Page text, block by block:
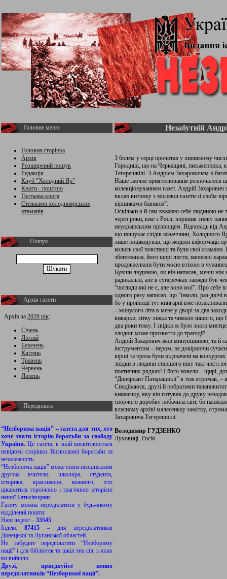
Головне меню
Головна сторінка
Архів
Розширений пошук
Редакція
Клуб "Холодний Яр"
Книги - поштою
Гостьова книга
Стежками холодноярських
отаманів
Пошук
Архів газети
Архів за 2026 рік:
Січень
Лютий
Березень
Квітень
Травень
Червень
Липень
Передплата
“Незборима нація” – газета для тих, хто
хоче знати історію боротьби за свободу
України.Це газета, в якій висвітлюються
невідомі сторінки Визвольної боротьби за
незалежність.
“Незборима нація” може стати неоціненним
другом вчителя, школяра, студента,
історика, краєзнавця, кожного, хто
цікавиться героїчною і трагічною історією
нашої Батьківщини.
Газету можна передплатити у будь-якому
відділенні пошти:
Наш індекс – 33545
Індекс87415 – для передплатників
Донецької та Луганської областей.
Не забудьте передплатити “Незбориму
нації” і для бібліотек та шкіл тих сіл, з яких
ви вийшли.
Друзі, приєднуйте нових
передплатників “Незборимої нації”.
Незабутній
З болем у серці прочитав у липневому
Городищі, що на Черкащині, письменника,
Тегерешвілі. З Андрієм Захаровичем я
Наше заочне приятелювання розпочалося
колекціонуванням газет. Андрій
вклав витинку з місцевої газети зі своїм
віршиками бавився”.
Оскільки я й сам вважаю себе людиною не
через роки, вже з Росії, вирішив знову
неукраїнським прізвищем. Відповідь від
що пошукає слідів козаччини, Холодного
лише пошкодував, що жодної інформації
колись свої повстанці та були свої
збентежила, його щирі листи, написані
продовжували бути моєю втіхою в
Бувши людиною, як він написав, менш ніж
радикальні, але в суперечках завжди був
“погляди які не є, але вони мої”. Про себе
одного разу написав, що “інколи, раз-
бо у провінції тут книгарні вже
– минулого літа в мене у дворі за два
виварки, сітку ліжка та чимало іншого, що
два роки тому. І звідки ж було знати
злодюг може призвести до трагедії!
Андрій Захарович жив минувшиною, та й
інструментом – пером, не довіряючи
вірші та проза були відзначені на
звідки в людини старшого віку такі чисті
поетичних рядках! І його новели – щирі,
“Диверсант Патарашвілі” я теж отримав, –
Сподіваюся, друзі й побратими
книжечку, яку він готував до друку
творчого доробку побачила світ, бо
власному архіві малесеньку замітку,
Захаровича Тегерешвілі.
Володимир ГУДЗЕНКО
Луховиці, Росія